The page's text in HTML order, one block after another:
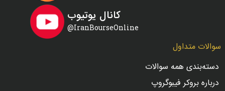
کانال یوتیوب
@IranBourseOnline
سوالات متداول
دسته‌بندی همه سوالات
درباره بروکر فیبوگروپ